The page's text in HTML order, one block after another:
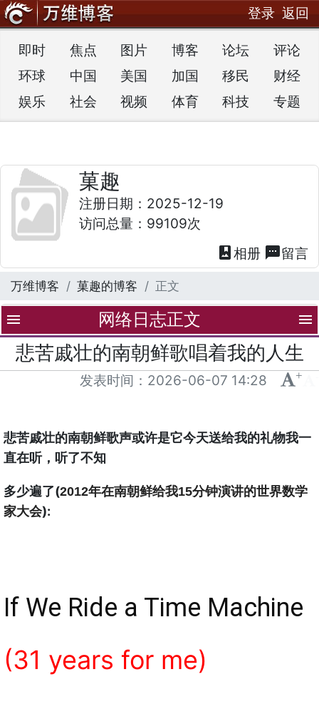
登录 返回
即时 焦点 图片 博客 论坛
评论
环球
中国 美国 加国 移民
财经
娱乐
社会 视频 体育 科技 专题
菓趣
注册日期：2025-12-19
访问总量：99109次
photo_album 相册 textsms留言
万维博客 菓趣的博客 正文
menu 网络日志正文 menu
悲苦戚壮的南朝鲜歌唱着我的人生
发表时间： 2026-06-07 14:28 +
悲苦戚壮的南朝鲜歌声或许是它今天送给我的礼物我一
直在听，听了不知
多少遍了(2012年在南朝鲜给我15分钟演讲的世界数学
家大会):
If We Ride a Time Machine
(31 years for me)